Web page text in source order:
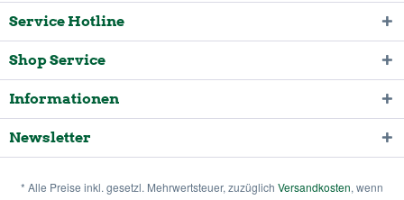
Service Hotline
Shop Service
Informationen
Newsletter
* Alle Preise inkl. gesetzl. Mehrwertsteuer, zuzüglich Versandkosten, wenn